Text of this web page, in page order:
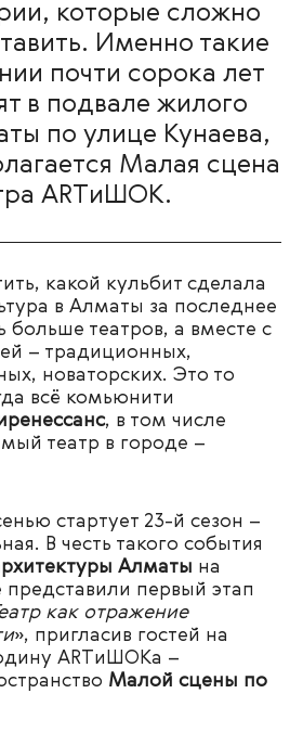
которые сложно
Именно такие
почти сорока лет
в подвале жилого
по улице Кунаева,
Малая сцена
ARTиШОК.
какой кульбит сделала
в Алматы за последнее
больше театров, а вместе с
– традиционных,
новаторских. Это то
всё комьюнити
, в том числе
театр в городе –
стартует 23-й сезон –
В честь такого события
Алматы на
первый этап
как отражение
», пригласив гостей на
ARTиШОКа –
Малой сцены по